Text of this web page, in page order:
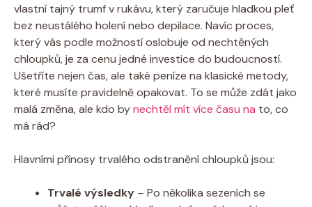
vlastní tajný trumf v rukávu, který zaručuje hladkou pleť
bez neustálého holení nebo depilace. Navíc proces,
který vás podle možností oslobuje od nechtěných
chloupků, je za cenu jedné investice do budoucností.
Ušetříte nejen čas, ale také peníze na klasické metody,
které musíte pravidelně opakovat. To se může zdát jako
malá změna, ale kdo bynechtěl mít více času na to, co
má rád?
Hlavními přínosy trvalého odstranění chloupků jsou:
Trvalé výsledky – Po několika sezeních se